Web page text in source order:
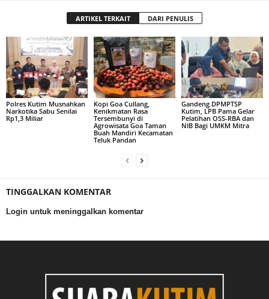
ARTIKEL TERKAIT DARI PENULIS
Polres Kutim Musnahkan
Narkotika Sabu Senilai
Rp1,3 Miliar
Kopi Goa Cullang,
Kenikmatan Rasa
Tersembunyi di
Agrowisata Goa Taman
Buah Mandiri Kecamatan
Teluk Pandan
Gandeng DPMPTSP
Kutim, LPB Pama Gelar
Pelatihan OSS-RBA dan
NIB Bagi UMKM Mitra
TINGGALKAN KOMENTAR
Login untuk meninggalkan komentar